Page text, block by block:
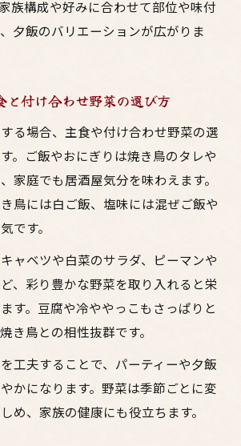
族構成や好みに合わせて部位や味付
夕飯のバリエーションが広がりま
と付け合わせ野菜の選び方
る場合、主食や付け合わせ野菜の選
。ご飯やおにぎりは焼き鳥のタレや
家庭でも居酒屋気分を味わえます。
鳥には白ご飯、塩味には混ぜご飯や
です。
ャベツや白菜のサラダ、ピーマンや
、彩り豊かな野菜を取り入れると栄
す。豆腐や冷ややっこもさっぱりと
き鳥との相性抜群です。
工夫することで、パーティーや夕飯
かになります。野菜は季節ごとに変
め、家族の健康にも役立ちます。